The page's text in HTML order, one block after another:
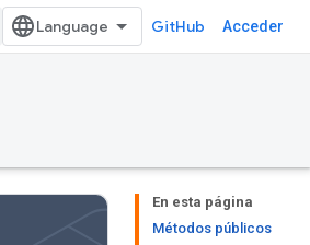
GitHub Acceder
En esta página
Métodos públicos